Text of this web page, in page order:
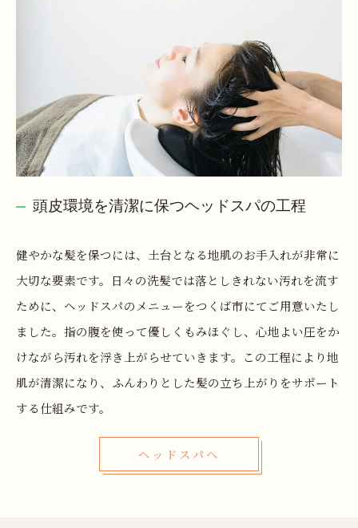
頭皮環境を清潔に保つヘッドスパの工程
健やかな髪を保つには、土台となる地肌のお手入れが非常に
大切な要素です。日々の洗髪では落としきれない汚れを流す
ために、ヘッドスパのメニューをつくば市にてご用意いたし
ました。指の腹を使って優しくもみほぐし、心地よい圧をか
けながら汚れを浮き上がらせていきます。この工程により地
肌が清潔になり、ふんわりとした髪の立ち上がりをサポート
する仕組みです。
ヘッドスパへ